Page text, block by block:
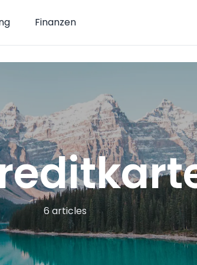
Finanzen
6 articles